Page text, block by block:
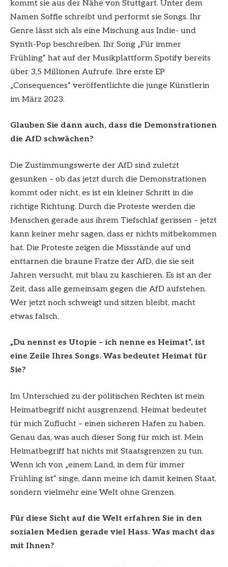
kommt sie aus der Nähe von Stuttgart. Unter dem
Namen Soffie schreibt und performt sie Songs. Ihr
Genre lässt sich als eine Mischung aus Indie- und
Synth-Pop beschreiben. Ihr Song „Für immer
Frühling“ hat auf der Musikplattform Spotify bereits
über 3,5 Millionen Aufrufe. Ihre erste EP
„Consequences“ veröffentlichte die junge Künstlerin
im März 2023.
Glauben Sie dann auch, dass die Demonstrationen
die AfD schwächen?
Die Zustimmungswerte der AfD sind zuletzt
gesunken – ob das jetzt durch die Demonstrationen
kommt oder nicht, es ist ein kleiner Schritt in die
richtige Richtung. Durch die Proteste werden die
Menschen gerade aus ihrem Tiefschlaf gerissen – jetzt
kann keiner mehr sagen, dass er nichts mitbekommen
hat. Die Proteste zeigen die Missstände auf und
enttarnen die braune Fratze der AfD, die sie seit
Jahren versucht, mit blau zu kaschieren. Es ist an der
Zeit, dass alle gemeinsam gegen die AfD aufstehen.
Wer jetzt noch schweigt und sitzen bleibt, macht
etwas falsch.
„Du nennst es Utopie – ich nenne es Heimat“, ist
eine Zeile Ihres Songs. Was bedeutet Heimat für
Sie?
Im Unterschied zu der politischen Rechten ist mein
Heimatbegriff nicht ausgrenzend. Heimat bedeutet
für mich Zuflucht – einen sicheren Hafen zu haben.
Genau das, was auch dieser Song für mich ist. Mein
Heimatbegriff hat nichts mit Staatsgrenzen zu tun.
Wenn ich von „einem Land, in dem für immer
Frühling ist“ singe, dann meine ich damit keinen Staat,
sondern vielmehr eine Welt ohne Grenzen.
Für diese Sicht auf die Welt erfahren Sie in den
sozialen Medien gerade viel Hass. Was macht das
mit Ihnen?